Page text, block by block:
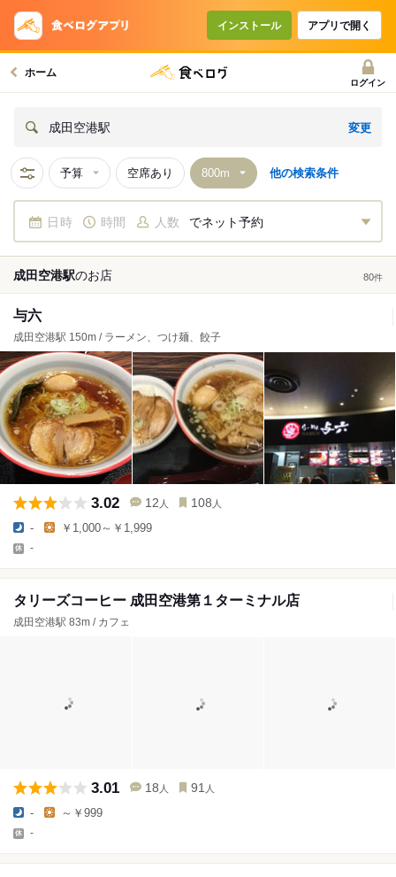
インストール アプリで開く
ホーム
ログイン
成田空港駅 変更
予算 空席あり 他の検索条件
日時 時間 人数 でネット予約
成田空港駅のお店 80件
与六
成田空港駅 150m / ラーメン、つけ麺、餃子
3.02 12 人 108 人
- ￥1,000～￥1,999
-
タリーズコーヒー 成田空港第１ターミナル店
成田空港駅 83m / カフェ
3.01 18 人 91 人
- ～￥999
-